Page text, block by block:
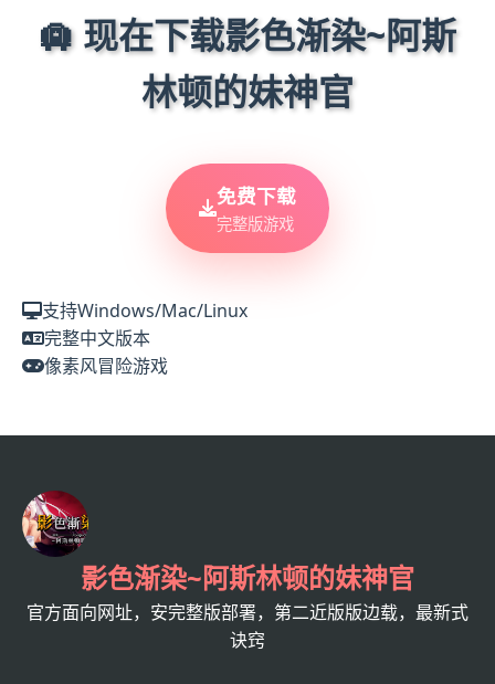
🛄 现在下载影色渐染~阿斯
林顿的妹神官
免费下载
完整版游戏
支持Windows/Mac/Linux
完整中文版本
像素风冒险游戏
影色渐染~阿斯林顿的妹神官
官方面向网址，安完整版部署，第二近版版边载，最新式
诀窍